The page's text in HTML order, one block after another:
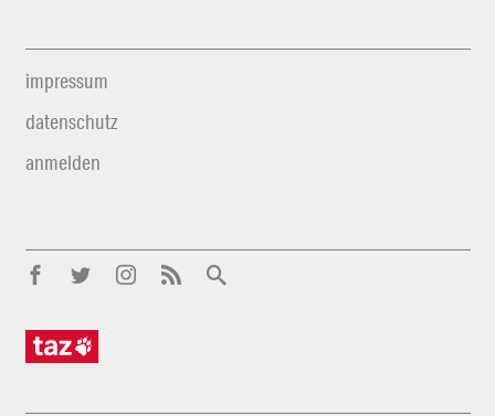
impressum
datenschutz
anmelden